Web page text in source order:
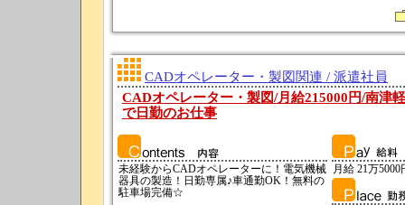
CADオペレーター・製図関連 / 派遣社員
CADオペレーター・製図/月給215000円/南津
で日勤のお仕事
未経験からCADオペレーターに！電気機械
器具の製造！日勤専属♪車通勤OK！無料の
駐車場完備☆
月給 21万5000